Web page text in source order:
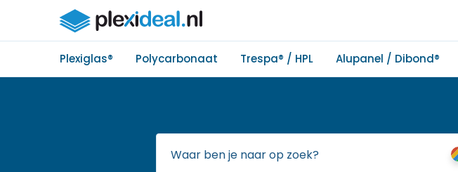
Plexiglas® Polycarbonaat Trespa® / HPL Alupanel / Dibond®